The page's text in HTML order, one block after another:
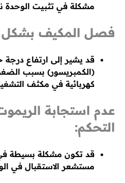
مشكلة في تثبيت الوحدة
فصل المكيف بشكل
قد يشير إلى ارتفاع درجة
(الكمبريسور) بسبب
كهربائية في مكثف
عدم استجابة
التحكم:
قد تكون مشكلة بسيطة
مستشعر الاستقبال في